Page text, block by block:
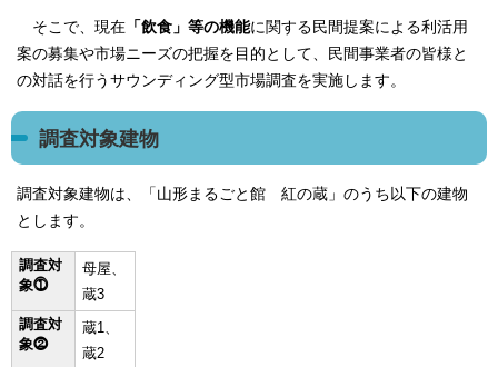
そこで、現在 「飲食」等の機能に関する民間提案による利活用
案の募集や市場ニーズの把握を目的として、民間事業者の皆様と
の対話を行うサウンディング型市場調査を実施します。
調査対象建物
調査対象建物は、「山形まるごと館 紅の蔵」のうち以下の建物
とします。
調査対
象⓵
母屋、
蔵3
調査対
象⓶
蔵1、
蔵2